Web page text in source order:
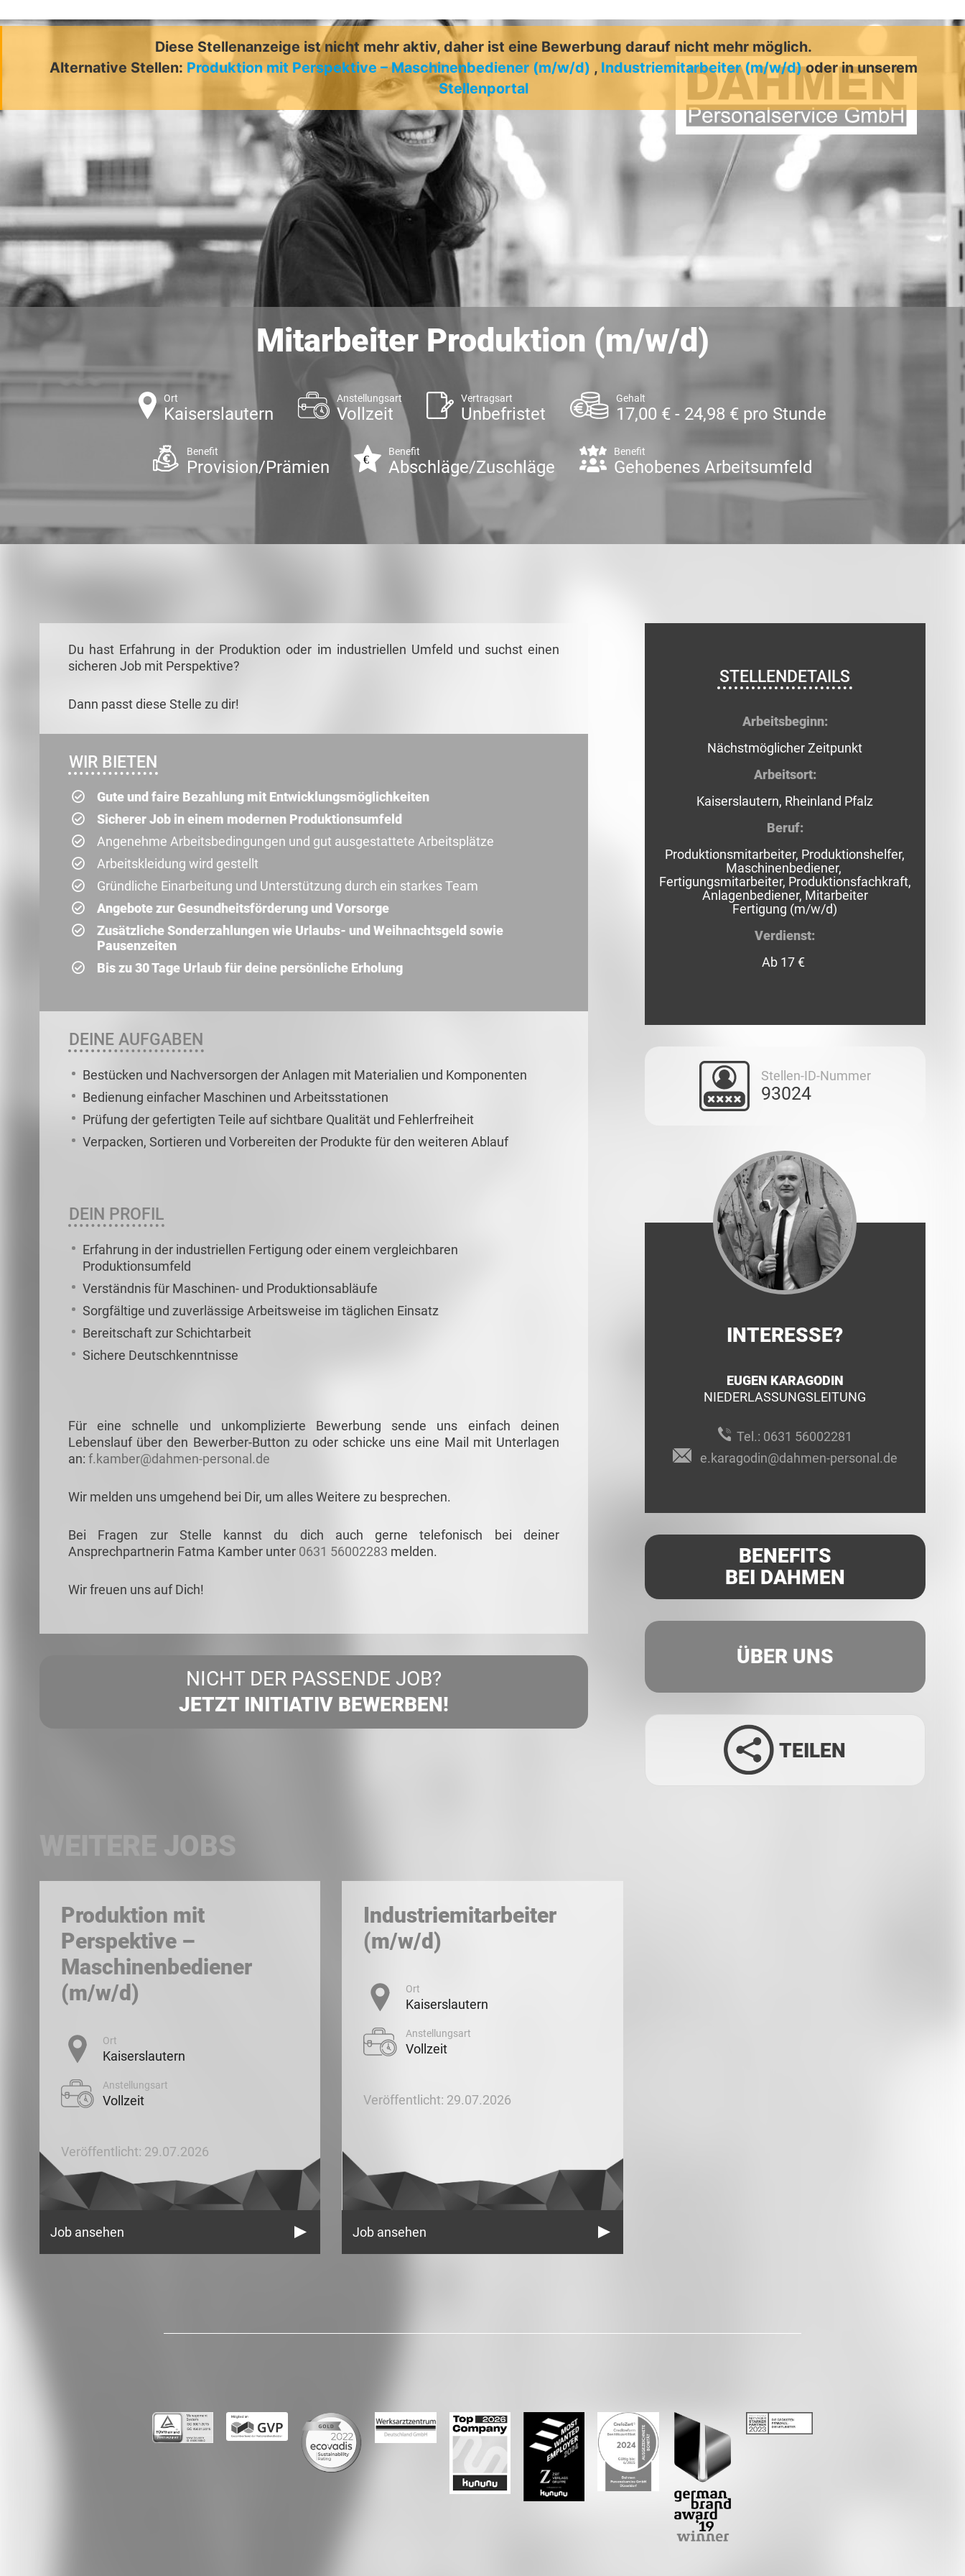
Diese Stellenanzeige ist nicht mehr aktiv, daher ist eine Bewerbung darauf nicht mehr möglich.
Alternative Stellen: Produktion mit Perspektive – Maschinenbediener (m/w/d) , Industriemitarbeiter (m/w/d) oder in unserem
Stellenportal
Mitarbeiter Produktion (m/w/d)
Ort
Kaiserslautern
Anstellungsart
Vollzeit
Vertragsart
Unbefristet
Gehalt
17,00 € - 24,98 € pro Stunde
Benefit
Provision/Prämien
Benefit
Abschläge/Zuschläge
Benefit
Gehobenes Arbeitsumfeld
Du hast Erfahrung in der Produktion oder im industriellen Umfeld und suchst einen
sicheren Job mit Perspektive?
Dann passt diese Stelle zu dir!
WIR BIETEN
Gute und faire Bezahlung mit Entwicklungsmöglichkeiten
Sicherer Job in einem modernen Produktionsumfeld
Angenehme Arbeitsbedingungen und gut ausgestattete Arbeitsplätze
Arbeitskleidung wird gestellt
Gründliche Einarbeitung und Unterstützung durch ein starkes Team
Angebote zur Gesundheitsförderung und Vorsorge
Zusätzliche Sonderzahlungen wie Urlaubs- und Weihnachtsgeld sowie
Pausenzeiten
Bis zu 30 Tage Urlaub für deine persönliche Erholung
DEINE AUFGABEN
Bestücken und Nachversorgen der Anlagen mit Materialien und Komponenten
Bedienung einfacher Maschinen und Arbeitsstationen
Prüfung der gefertigten Teile auf sichtbare Qualität und Fehlerfreiheit
Verpacken, Sortieren und Vorbereiten der Produkte für den weiteren Ablauf
DEIN PROFIL
Erfahrung in der industriellen Fertigung oder einem vergleichbaren
Produktionsumfeld
Verständnis für Maschinen- und Produktionsabläufe
Sorgfältige und zuverlässige Arbeitsweise im täglichen Einsatz
Bereitschaft zur Schichtarbeit
Sichere Deutschkenntnisse
Für eine schnelle und unkomplizierte Bewerbung sende uns einfach deinen
Lebenslauf über den Bewerber-Button zu oder schicke uns eine Mail mit Unterlagen
an: f.kamber@dahmen-personal.de
Wir melden uns umgehend bei Dir, um alles Weitere zu besprechen.
Bei Fragen zur Stelle kannst du dich auch gerne telefonisch bei deiner
Ansprechpartnerin Fatma Kamber unter 0631 56002283 melden.
Wir freuen uns auf Dich!
NICHT DER PASSENDE JOB?
JETZT INITIATIV BEWERBEN!
STELLENDETAILS
Arbeitsbeginn:
Nächstmöglicher Zeitpunkt
Arbeitsort:
Kaiserslautern, Rheinland Pfalz
Beruf:
Produktionsmitarbeiter, Produktionshelfer,
Maschinenbediener,
Fertigungsmitarbeiter, Produktionsfachkraft,
Anlagenbediener, Mitarbeiter
Fertigung (m/w/d)
Verdienst:
Ab 17 €
Stellen-ID-Nummer
93024
INTERESSE?
EUGEN KARAGODIN
NIEDERLASSUNGSLEITUNG
Tel.: 0631 56002281
e.karagodin@dahmen-personal.de
BENEFITS
BEI DAHMEN
ÜBER UNS
TEILEN
WEITERE JOBS
Produktion mit
Perspektive –
Maschinenbediener
(m/w/d)
Ort
Kaiserslautern
Anstellungsart
Vollzeit
Veröffentlicht: 29.07.2026
Job ansehen
Industriemitarbeiter
(m/w/d)
Ort
Kaiserslautern
Anstellungsart
Vollzeit
Veröffentlicht: 29.07.2026
Job ansehen